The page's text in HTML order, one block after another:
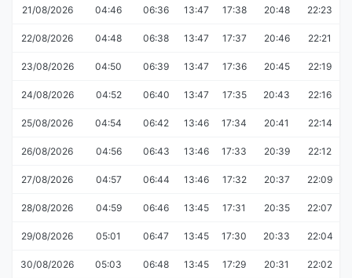
21/08/2026 04:46 06:36 13:47 17:38 20:48 22:23
22/08/2026 04:48 06:38 13:47 17:37 20:46 22:21
23/08/2026 04:50 06:39 13:47 17:36 20:45 22:19
24/08/2026 04:52 06:40 13:47 17:35 20:43 22:16
25/08/2026 04:54 06:42 13:46 17:34 20:41 22:14
26/08/2026 04:56 06:43 13:46 17:33 20:39 22:12
27/08/2026 04:57 06:44 13:46 17:32 20:37 22:09
28/08/2026 04:59 06:46 13:45 17:31 20:35 22:07
29/08/2026 05:01 06:47 13:45 17:30 20:33 22:04
30/08/2026 05:03 06:48 13:45 17:29 20:31 22:02